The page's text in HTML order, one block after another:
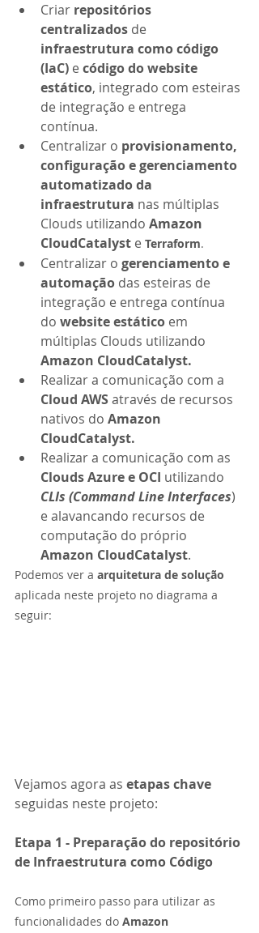
Criar repositórios
centralizados de
infraestrutura como código
(IaC) e código do website
estático, integrado com esteiras
de integração e entrega
contínua.
Centralizar o provisionamento,
configuração e gerenciamento
automatizado da
infraestrutura nas múltiplas
Clouds utilizando Amazon
CloudCatalyst e Terraform.
Centralizar o gerenciamento e
automação das esteiras de
integração e entrega contínua
do website estático em
múltiplas Clouds utilizando
Amazon CloudCatalyst.
Realizar a comunicação com a
Cloud AWS através de recursos
nativos do Amazon
CloudCatalyst.
Realizar a comunicação com as
Clouds Azure e OCI utilizando
CLIs (Command Line Interfaces)
e alavancando recursos de
computação do próprio
Amazon CloudCatalyst.
Podemos ver a arquitetura de solução
aplicada neste projeto no diagrama a
seguir:
Vejamos agora as etapas chave
seguidas neste projeto:
Etapa 1 - Preparação do repositório
de Infraestrutura como Código
Como primeiro passo para utilizar as
funcionalidades do Amazon